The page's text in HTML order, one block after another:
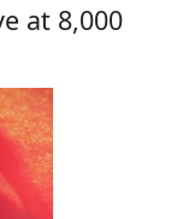
at 8,000